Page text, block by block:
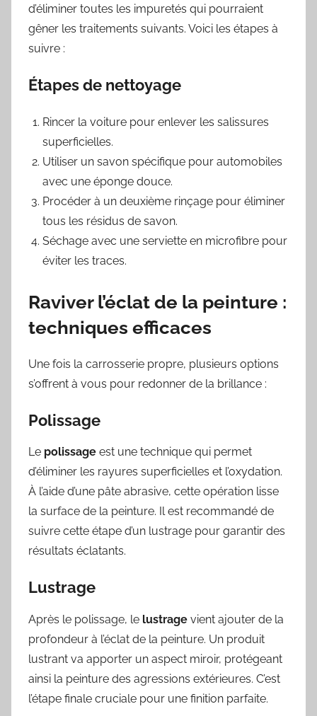
d’éliminer toutes les impuretés qui pourraient
gêner les traitements suivants. Voici les étapes à
suivre :
Étapes de nettoyage
Rincer la voiture pour enlever les salissures
superficielles.
Utiliser un savon spécifique pour automobiles
avec une éponge douce.
Procéder à un deuxième rinçage pour éliminer
tous les résidus de savon.
Séchage avec une serviette en microfibre pour
éviter les traces.
Raviver l’éclat de la peinture :
techniques efficaces
Une fois la carrosserie propre, plusieurs options
s’offrent à vous pour redonner de la brillance :
Polissage
Le polissage est une technique qui permet
d’éliminer les rayures superficielles et l’oxydation.
À l’aide d’une pâte abrasive, cette opération lisse
la surface de la peinture. Il est recommandé de
suivre cette étape d’un lustrage pour garantir des
résultats éclatants.
Lustrage
Après le polissage, le lustrage vient ajouter de la
profondeur à l’éclat de la peinture. Un produit
lustrant va apporter un aspect miroir, protégeant
ainsi la peinture des agressions extérieures. C’est
l’étape finale cruciale pour une finition parfaite.